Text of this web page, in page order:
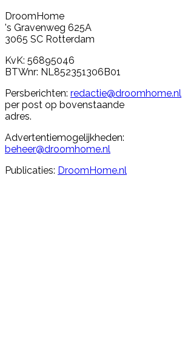
DroomHome
's Gravenweg 625A
3065 SC Rotterdam
KvK: 56895046
BTWnr: NL852351306B01
Persberichten: redactie@droomhome.nl
per post op bovenstaande
adres.
Advertentiemogelijkheden:
beheer@droomhome.nl
Publicaties: DroomHome.nl